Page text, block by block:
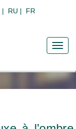
| RU | FR